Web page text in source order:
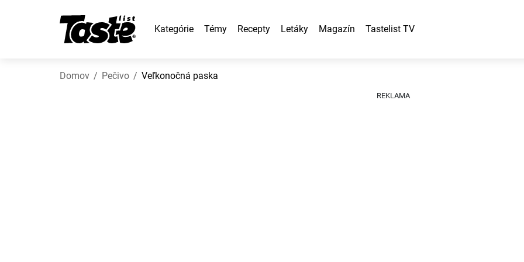
Kategórie Témy Recepty Letáky Magazín Tastelist TV
Domov Pečivo Veľkonočná paska
REKLAMA